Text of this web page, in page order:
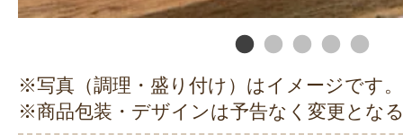
※写真（調理・盛り付け）はイメージです。
※商品包装・デザインは予告なく変更とな